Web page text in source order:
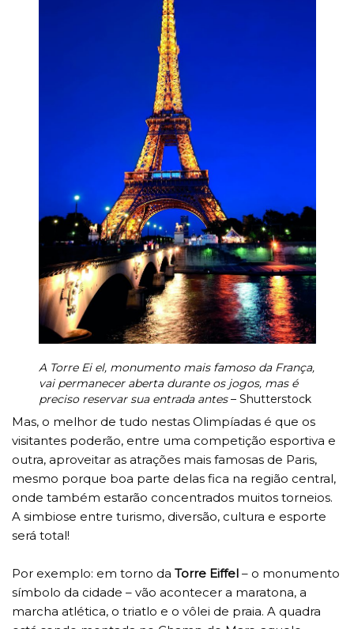
A Torre Ei el, monumento mais famoso da França,
vai permanecer aberta durante os jogos, mas é
preciso reservar sua entrada antes– Shutterstock
Mas, o melhor de tudo nestas Olimpíadas é que os
visitantes poderão, entre uma competição esportiva e
outra, aproveitar as atrações mais famosas de Paris,
mesmo porque boa parte delas fica na região central,
onde também estarão concentrados muitos torneios.
A simbiose entre turismo, diversão, cultura e esporte
será total!
Por exemplo: em torno da Torre Eiffel – o monumento
símbolo da cidade – vão acontecer a maratona, a
marcha atlética, o triatlo e o vôlei de praia. A quadra